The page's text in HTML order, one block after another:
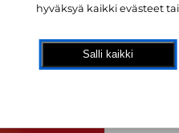
hyväksyä kaikki evästeet
Salli kaikki